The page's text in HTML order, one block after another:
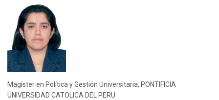
Magíster en Política y Gestión Universitaria, PONTIFICIA
UNIVERSIDAD CATOLICA DEL PERU